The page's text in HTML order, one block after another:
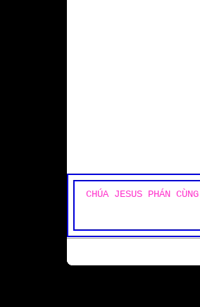
CHÚA JESUS PHÁN